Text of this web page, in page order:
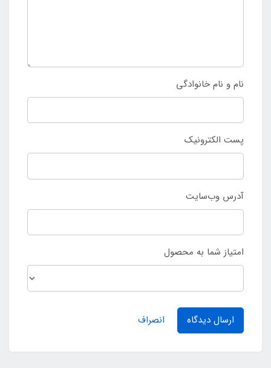
نام و نام خانوادگی
پست الکترونیک
آدرس وب‌سایت
امتیاز شما به محصول
ارسال دیدگاه انصراف